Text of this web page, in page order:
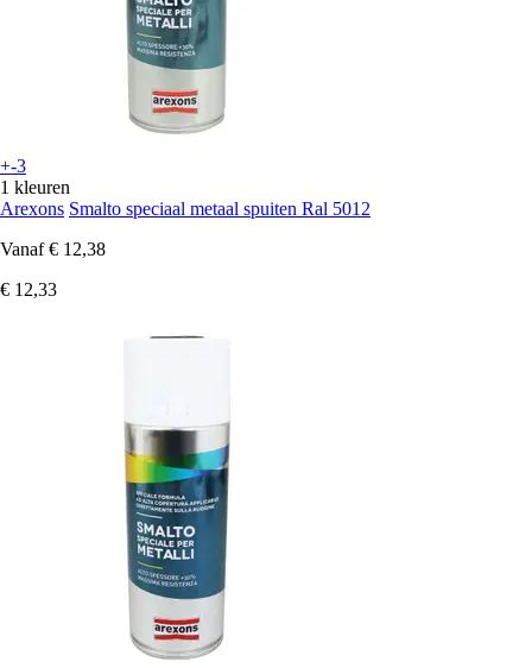
+-3
1 kleuren
Arexons Smalto speciaal metaal spuiten Ral 5012
Vanaf € 12,38
€ 12,33